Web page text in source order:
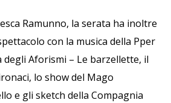
Ramunno, la serata ha inoltre
con la musica della Pper
degli Aforismi – Le barzellette, il
lo show del Mago
e gli sketch della Compagnia